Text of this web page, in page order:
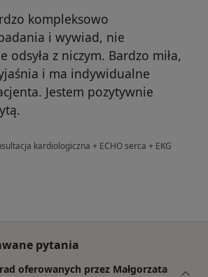
kompleksowo
i wywiad, nie
odsyła z niczym. Bardzo miła,
i ma indywidualne
Jestem pozytywnie
kardiologiczna + ECHO serca + EKG
pytania
oferowanych przez Małgorzata